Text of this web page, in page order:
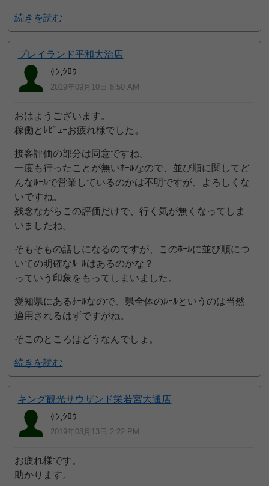
続きを読む
プレイランド平和大治店
ｹﾝ,ｼﾛｳ
2019年09月10日 8:50 AM
おはようございます。
稼働とﾚﾋﾞｭｰお疲れ様でした。
接客評価の部分は同意ですね。
一度も行ったことが無いﾎｰﾙなので、並び順に関してど
んなﾙｰﾙで営業しているのかは不明ですが、よろしくな
いですね。
残念ながらこの評価だけで、行く気が無くなってしま
いましたね。
そもそもの話しになるのですが、このﾎｰﾙに並び順につ
いての明確なﾙｰﾙはあるのかな？
っていう印象をもってしまいました。
愛知県にあるﾎｰﾙなので、県全体のﾙｰﾙというのは当然
適用されるはずですがね。
そこのところはどうなんでしょ。
続きを読む
キング観光サウザンド栄若宮大通店
ｹﾝ,ｼﾛｳ
2019年08月13日 2:22 PM
お疲れ様です。
助かります。